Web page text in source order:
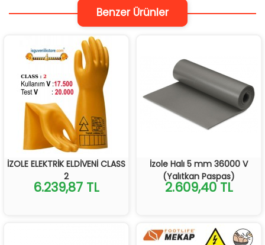
Benzer Ürünler
İZOLE ELEKTRİK ELDİVENİ CLASS
2
6.239,87 TL
İzole Halı 5 mm 36000 V
(Yalıtkan Paspas)
2.609,40 TL